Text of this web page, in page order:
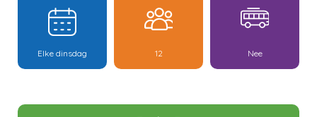
Elke dinsdag 12 Nee